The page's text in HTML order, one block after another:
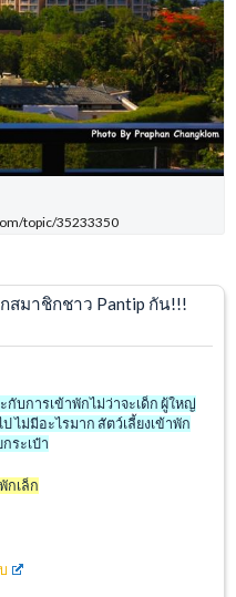
topic/35233350
สมาชิกชาว Pantip กัน!!!
กับการเข้าพักไม่ว่าจะเด็ก ผู้ใหญ่
ไม่มีอะไรมาก สัตว์เลี้ยงเข้าพัก
ระเป๋า
กเล็ก